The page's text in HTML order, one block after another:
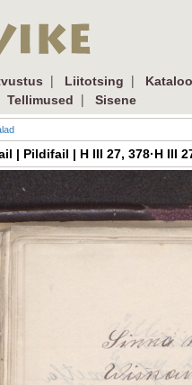
| Liitotsing |
Tellimused | Sisene
| Pildifail | H III 27, 378·H III